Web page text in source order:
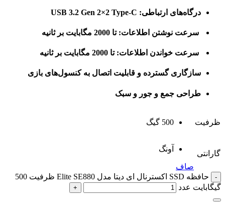
درگاه‌های ارتباطی: USB 3.2 Gen 2×2 Type-C
سرعت نوشتن اطلاعات:تا 2000 مگابایت بر ثانیه
سرعت خواندن اطلاعات:تا 2000 مگابایت بر ثانیه
سازگاری گسترده و قابلیت اتصال به کنسول‌های بازی
طراحی جمع و جور و سبک
ظرفیت 500 گیگ
گارانتی
آونگ
صاف
حافظه SSD اکسترنال ای دیتا مدل Elite SE880 ظرفیت 500
گیگابایت عدد